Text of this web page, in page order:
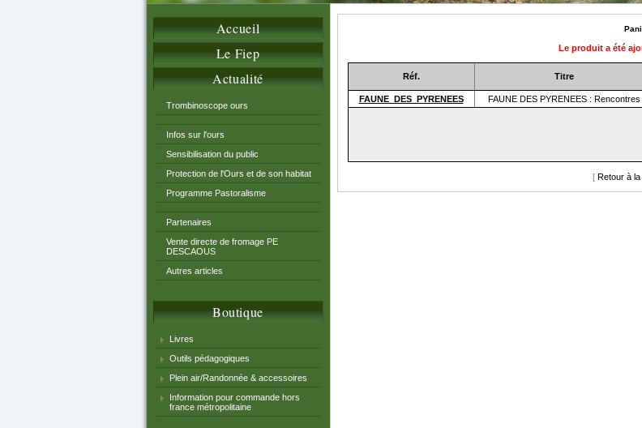
Accueil
Le Fiep
Actualité
Trombinoscope ours
Infos sur l'ours
Sensibilisation du public
Protection de l'Ours et de son habitat
Programme Pastoralisme
Partenaires
Vente directe de fromage PE
DESCAOUS
Autres articles
Boutique
Livres
Outils pédagogiques
Plein air/Randonnée & accessoires
Information pour commande hors
france métropolitaine
Le produit a été
Réf. Titre
FAUNE_DES_PYRENEES
FAUNE DES PYRENEES : Rencontres
[ Retour à